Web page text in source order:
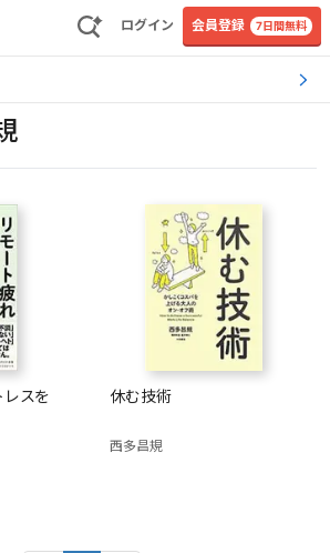
ログイン 会員登録 7日間無料
レスを
休む技術
西多昌規